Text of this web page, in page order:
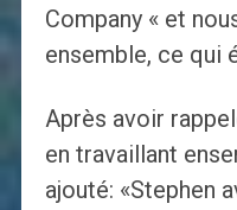
Company « et
ensemble, ce qui
Après avoir
en travaillant
ajouté: «Stephen